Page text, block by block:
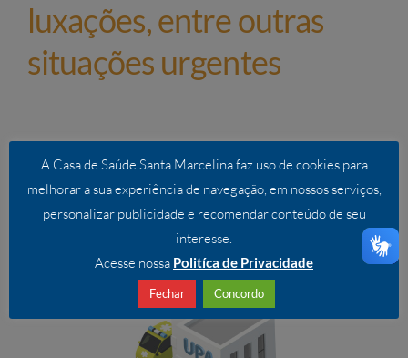
luxações, entre outras
situações urgentes
Procure uma Unidade de
Pronto-Atendimento (UPA)
A Casa de Saúde Santa Marcelina faz uso de cookies para
melhorar a sua experiência de navegação, em nossos serviços,
personalizar publicidade e recomendar conteúdo de seu
interesse.
Acesse nossa Politíca de Privacidade
Fechar Concordo